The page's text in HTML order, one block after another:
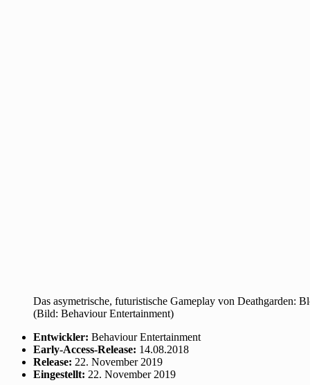
Das asymetrische, futuristische Gameplay von Deathgarden:
(Bild: Behaviour Entertainment)
Entwickler: Behaviour Entertainment
Early-Access-Release: 14.08.2018
Release: 22. November 2019
Eingestellt: 22. November 2019